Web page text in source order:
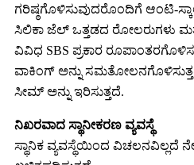
ಗರಿಷ್ಠಗೊಳಿಸುವುದರೊಂದಿಗೆ ಆಂಟಿ-
ಸಿಲಿಕಾ ಜೆಲ್ ಒತ್ತಡದ ರೋಲರುಗಳು
ವಿವಿಧ SBS ಪ್ರಕಾರ
ವಾಕಿಂಗ್ ಅನ್ನು
ಸೀಮ್ ಅನ್ನು ಇರಿಸುತ್ತದೆ.
ನಿಖರವಾದ ಸ್ಥಾನೀಕರಣ ವ್ಯವಸ್ಥೆ
ಸ್ಥಾನಿಕ ವ್ಯವಸ್ಥೆಯಿಂದ ವಿಚಲನವಿಲ್ಲದೆ